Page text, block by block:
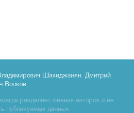
Шахиджанян, Дмитрий
Волков
разделяет мнения авторов и не
публикуемых данных.